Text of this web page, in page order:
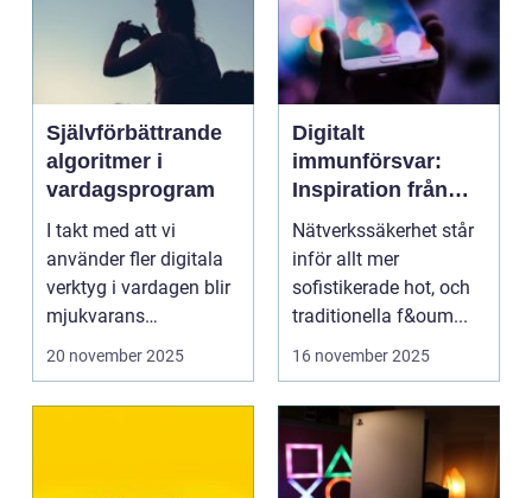
Självförbättrande
algoritmer i
vardagsprogram
I takt med att vi
använder fler digitala
verktyg i vardagen blir
mjukvarans
anpassningsför...
20 november 2025
Digitalt
immunförsvar:
Inspiration från
biologiska system
för att stärka
nätverkssäkerhet
Nätverkssäkerhet står
inför allt mer
sofistikerade hot, och
traditionella f&oum...
16 november 2025